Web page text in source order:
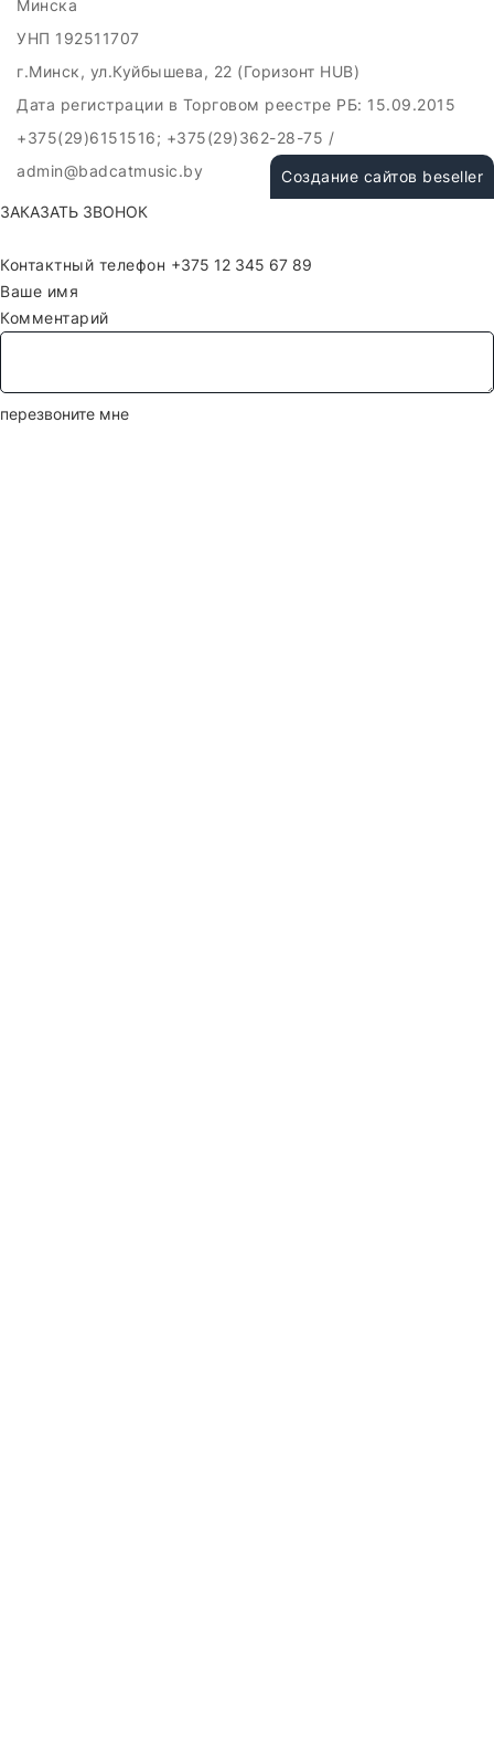
Минска
УНП 192511707
г.Минск, ул.Куйбышева, 22 (Горизонт HUB)
Дата регистрации в Торговом реестре РБ: 15.09.2015
+375(29)6151516; +375(29)362-28-75 /
admin@badcatmusic.by
Создание сайтов beseller
ЗАКАЗАТЬ ЗВОНОК
Контактный телефон
Ваше имя
Комментарий
перезвоните мне